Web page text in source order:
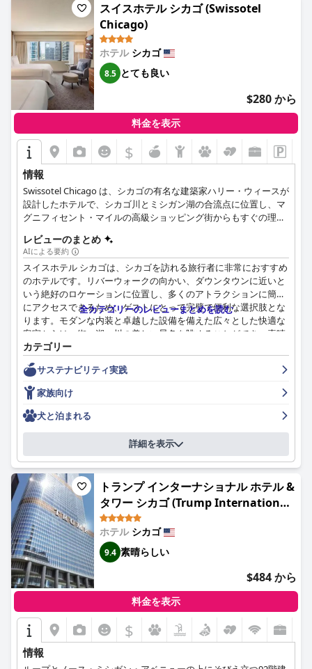
スイスホテル シカゴ (Swissotel
Chicago)
ホテル シカゴ
8.5 とても良い
$280 から
料金を表示
$
情報
Swissotel Chicago は、シカゴの有名な建築家ハリー・ウィースが
設計したホテルで、シカゴ川とミシガン湖の合流点に位置し、マ
グニフィセント・マイルの高級ショッピング街からもすぐの理想
たりとした豪華な禁煙ルームとスイートルームが661室ありま
す。
レビューのまとめ
AIによる要約
スイスホテル シカゴは、シカゴを訪れる旅行者に非常におすすめ
のホテルです。リバーウォークの向かい、ダウンタウンに近いと
いう絶好のロケーションに位置し、多くのアトラクションに簡単
にアクセスできるため、ゲストにとって完璧で便利な選択肢とな
ります。モダンな内装と卓越した設備を備えた広々とした快適な
客室からは、街、湖、川の美しい景色を眺めることができ、素晴
らしい滞在となるでしょう。ホテルの清潔さは格別で、プロフェ
ッショナルで清潔な雰囲気が高く評価されています。スタッフは
フレンドリーで親切で、卓越した顧客サービスを提供していま
す。駐車場は高額で利用しにくい場合がありますが、ホテルの快
適で落ち着けるベッドがそれを補ってくれます。全体として、ス
イスホテル シカゴは、シカゴへの豪華な旅行をお探しの方に最適
な4つ星ホテルです。
全カテゴリーのレビューまとめを読む
カテゴリー
サステナビリティ実践
家族向け
犬と泊まれる
詳細を表示
トランプ インターナショナル ホテル &
タワー シカゴ (Trump International
Hotel & Tower Chicago)
ホテル シカゴ
9.4 素晴らしい
$484 から
料金を表示
$
情報